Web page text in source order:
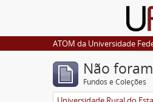
ATOM da Universidade
Não
Fundos e Coleções